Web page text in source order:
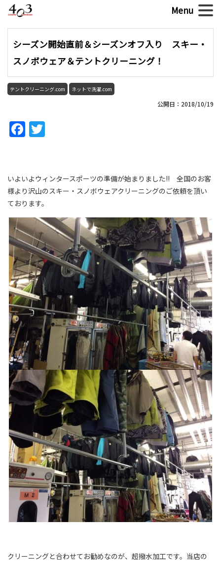
シーズン開始直前＆シーズンオフ入り スキー・
スノボウェア＆テントクリーニング！
テントクリーニング.com ネットで洗濯.com
公開日：2018/10/19
Facebook
いよいよウィンタースポーツの準備が始まりました!! 全国のお客
様より沢山のスキー・スノボウェアクリーニングのご依頼を頂い
ております。
クリーニングと合わせてお勧めなのが、超撥水加工です。当店の